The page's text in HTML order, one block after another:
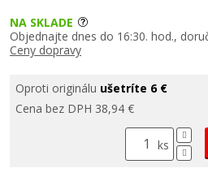
NA SKLADE
Objednajte dnes do 16:30. hod.,
Ceny dopravy
Oproti originálu ušetríte 6 €
Cena bez DPH 38,94 €
ks